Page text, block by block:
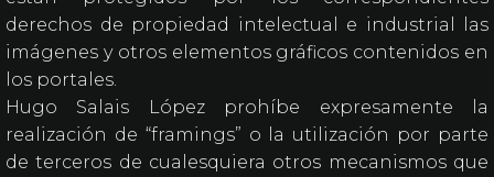
derechos de propiedad intelectual e industrial las
imágenes y otros elementos gráficos contenidos en
los portales.
Hugo Salais López prohíbe expresamente la
realización de “framings” o la utilización por parte
de terceros de cualesquiera otros mecanismos que